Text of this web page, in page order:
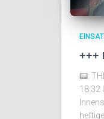
+++
📟:
18:32